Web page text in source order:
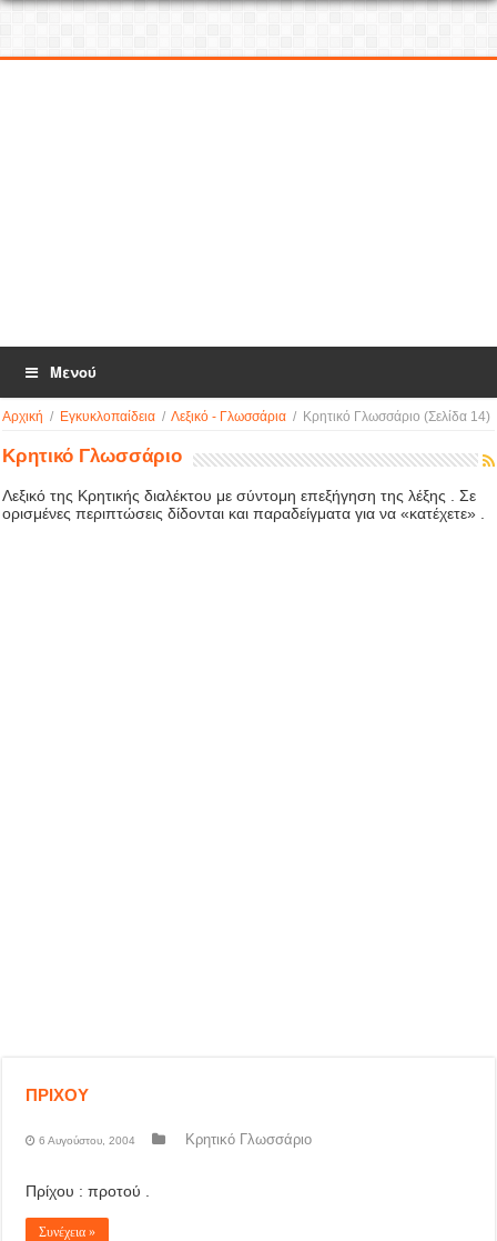
Μενού
Αρχική / Εγκυκλοπαίδεια / Λεξικό - Γλωσσάρια / Κρητικό Γλωσσάριο (Σελίδα 14)
Κρητικό Γλωσσάριο
Λεξικό της Κρητικής διαλέκτου με σύντομη επεξήγηση της λέξης . Σε
ορισμένες περιπτώσεις δίδονται και παραδείγματα για να «κατέχετε» .
ΠΡΙΧΟΥ
6 Αυγούστου, 2004 Κρητικό Γλωσσάριο
Πρίχου : προτού .
Συνέχεια »